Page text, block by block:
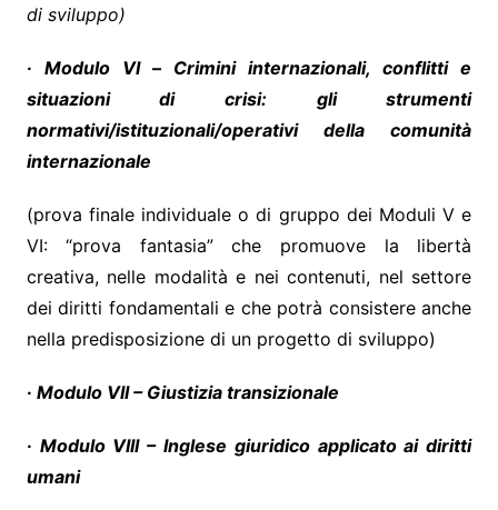
di sviluppo)
· Modulo VI – Crimini internazionali, conflitti e
situazioni di
crisi: gli strumenti
normativi/istituzionali/operativi della comunità
internazionale
(prova finale individuale o di gruppo dei Moduli V e
VI: “prova fantasia” che promuove la libertà
creativa, nelle modalità e nei contenuti, nel settore
dei diritti fondamentali e che potrà consistere anche
nella predisposizione di un progetto di sviluppo)
· Modulo VII – Giustizia transizionale
· Modulo VIII – Inglese giuridico applicato ai diritti
umani